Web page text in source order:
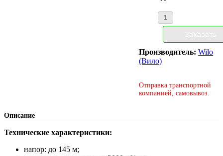
Производитель:Wilo
(Вило)
Отправка транспортной
компанией, самовывоз.
Описание
Технические характеристики:
напор: до 145 м;